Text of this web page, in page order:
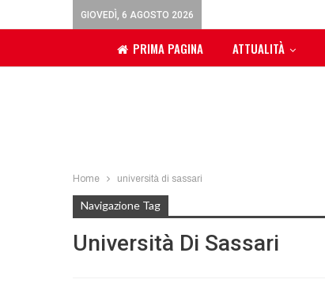
GIOVEDÌ, 6 AGOSTO 2026
PRIMA PAGINA ATTUALITÀ
Home università di sassari
Navigazione Tag
Università Di Sassari